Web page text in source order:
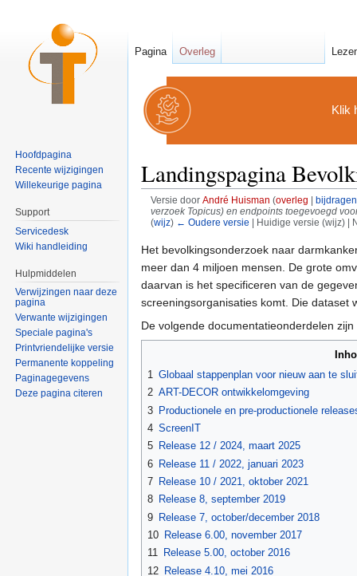
Klik
Landingspagina
Versie door André Huisman (overleg | bijdragen
verzoek Topicus) en endpoints toegevoegd
(wijz) ← Oudere versie | Huidige versie (wijz) |
Het bevolkingsonderzoek naar
meer dan 4 miljoen mensen. De grote
daarvan is het specificeren van de
screeningsorganisaties komt. Die dataset
De volgende documentatieonderdelen
1 Globaal stappenplan voor nieuw aan te
2 ART-DECOR ontwikkelomgeving
3 Productionele en pre-productionele
4 ScreenIT
5 Release 12 / 2024, maart 2025
6 Release 11 / 2022, januari 2023
7 Release 10 / 2021, oktober 2021
8 Release 8, september 2019
9 Release 7, october/december 2018
10 Release 6.00, november 2017
11 Release 5.00, october 2016
12 Release 4.10, mei 2016
Pagina Overleg
Hoofdpagina
Recente wijzigingen
Willekeurige pagina
Support
Servicedesk
Wiki handleiding
Hulpmiddelen
Verwijzingen naar deze
pagina
Verwante wijzigingen
Speciale pagina's
Printvriendelijke versie
Permanente koppeling
Paginagegevens
Deze pagina citeren